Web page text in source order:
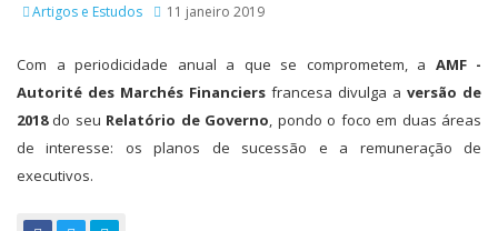
Artigos e Estudos 11 janeiro 2019
Com a periodicidade anual a que se comprometem, a AMF -
Autorité des Marchés Financiers francesa divulga a versão de
2018do seu Relatório de Governo, pondo o foco em duas áreas
de interesse: os planos de sucessão e a remuneração de
executivos.